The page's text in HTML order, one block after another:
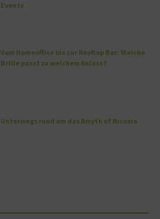
Events
Vom Homeoffice bis zur Rooftop Bar: Welche
Brille passt zu welchem Anlass?
Unterwegs rund um das Amyth of Nicosia